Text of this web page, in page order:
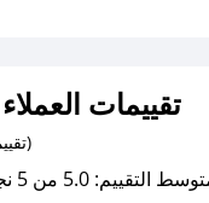
تقييمات
(0 تقييمات)
التقييم: 5.0 من 5 نجوم بواسطة 0 مستخدمين